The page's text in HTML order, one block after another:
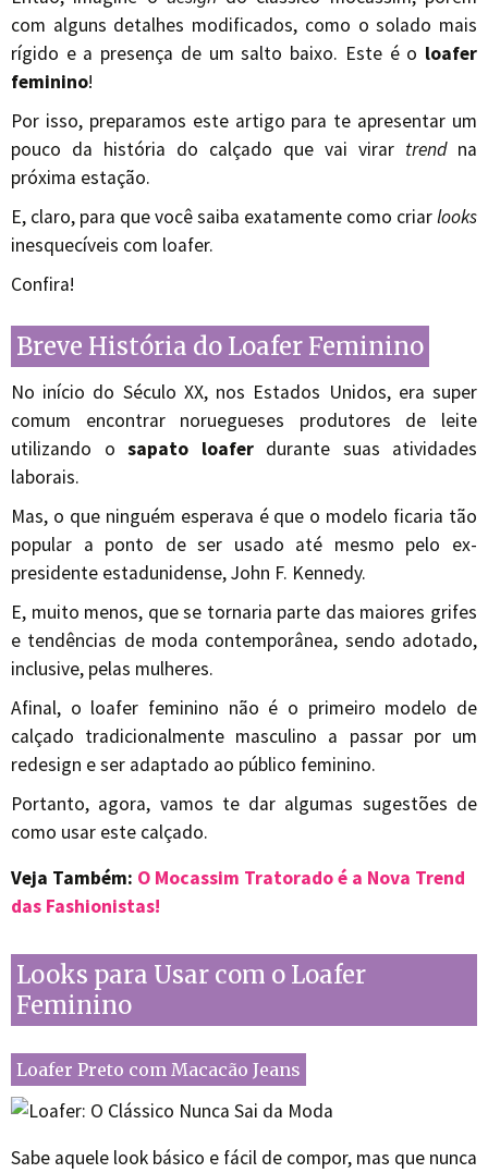
com alguns detalhes modificados, como o solado mais
rígido e a presença de um salto baixo. Este é o loafer
feminino!
Por isso, preparamos este artigo para te apresentar um
pouco da história do calçado que vai virar trendna
próxima estação.
E, claro, para que você saiba exatamente como criarlooks
inesquecíveis com loafer.
Confira!
Breve História do Loafer Feminino
No início do Século XX, nos Estados Unidos, era super
comum encontrar noruegueses produtores de leite
utilizando o sapato loaferdurante suas atividades
laborais.
Mas, o que ninguém esperava é que o modelo ficaria tão
popular a ponto de ser usado até mesmo pelo ex-
presidente estadunidense, John F. Kennedy.
E, muito menos, que se tornaria parte das maiores grifes
e tendências de moda contemporânea, sendo adotado,
inclusive, pelas mulheres.
Afinal, o loafer feminino não é o primeiro modelo de
calçado tradicionalmente masculino a passar por um
redesign e ser adaptado ao público feminino.
Portanto, agora, vamos te dar algumas sugestões de
como usar este calçado.
Veja Também: O Mocassim Tratorado é a Nova Trend
das Fashionistas!
Looks para Usar com o Loafer
Feminino
Loafer Preto com Macacão Jeans
Sabe aquele look básico e fácil de compor, mas que nunca